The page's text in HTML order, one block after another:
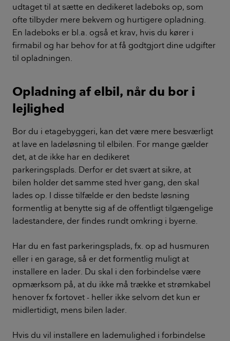
udtaget til at sætte en dedikeret ladeboks op, som
ofte tilbyder mere bekvem og hurtigere opladning.
En ladeboks er bl.a. også et krav, hvis du kører i
firmabil og har behov for at få godtgjort dine udgifter
til opladningen.
Opladning af elbil, når du bor i
lejlighed
Bor du i etagebyggeri, kan det være mere besværligt
at lave en ladeløsning til elbilen. For mange gælder
det, at de ikke har en dedikeret
parkeringsplads. Derfor er det svært at sikre, at
bilen holder det samme sted hver gang, den skal
lades op. I disse tilfælde er den bedste løsning
formentlig at benytte sig af de offentligt tilgængelige
ladestandere, der findes rundt omkring i byerne.
Har du en fast parkeringsplads, fx. op ad husmuren
eller i en garage, så er det formentlig muligt at
installere en lader. Du skal i den forbindelse være
opmærksom på, at du ikke må trække et strømkabel
henover fx fortovet - heller ikke selvom det kun er
midlertidigt, mens bilen lader.
Hvis du vil installere en lademulighed i forbindelse